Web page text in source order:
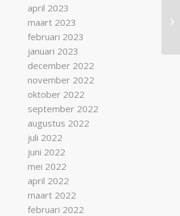
april 2023
maart 2023
februari 2023
januari 2023
december 2022
november 2022
oktober 2022
september 2022
augustus 2022
juli 2022
juni 2022
mei 2022
april 2022
maart 2022
februari 2022